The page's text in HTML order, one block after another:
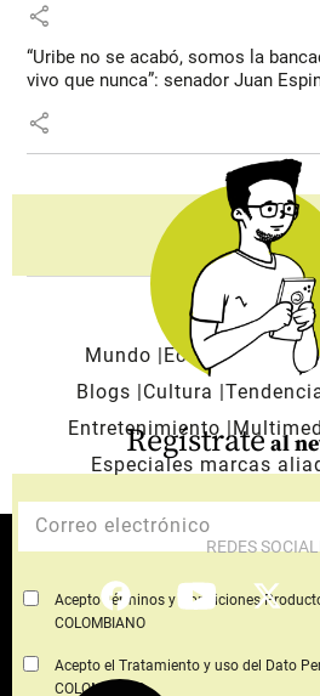
share
“Uribe no se acabó, somos la
vivo que nunca”: senador Juan
share
Regístrateal
Acepto Términos y Condiciones
COLOMBIANO
Acepto el Tratamiento y uso del Dato
COLOMBIANO
Mundo Economía
Blogs
Cultura
Entretenimiento
Especiales marcas
REDES